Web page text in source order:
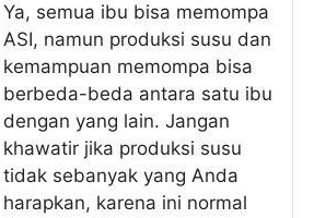
Ya, semua ibu bisa memompa
ASI, namun produksi susu dan
kemampuan memompa bisa
berbeda-beda antara satu ibu
dengan yang lain. Jangan
khawatir jika produksi susu
tidak sebanyak yang Anda
harapkan, karena ini normal